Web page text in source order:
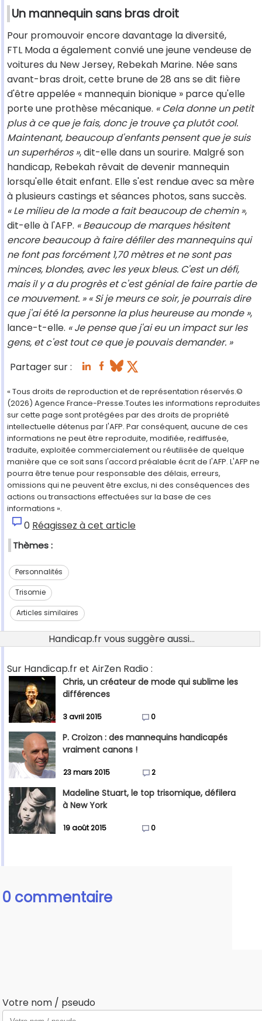
Un mannequin sans bras droit
Pour promouvoir encore davantage la diversité,
FTL Moda a également convié une jeune vendeuse de
voitures du New Jersey, Rebekah Marine. Née sans
avant-bras droit, cette brune de 28 ans se dit fière
d'être appelée « mannequin bionique » parce qu'elle
porte une prothèse mécanique. « Cela donne un petit
plus à ce que je fais, donc je trouve ça plutôt cool.
Maintenant, beaucoup d'enfants pensent que je suis
un superhéros », dit-elle dans un sourire. Malgré son
handicap, Rebekah rêvait de devenir mannequin
lorsqu'elle était enfant. Elle s'est rendue avec sa mère
à plusieurs castings et séances photos, sans succès.
« Le milieu de la mode a fait beaucoup de chemin »,
dit-elle à l'AFP. « Beaucoup de marques hésitent
encore beaucoup à faire défiler des mannequins qui
ne font pas forcément 1,70 mètres et ne sont pas
minces, blondes, avec les yeux bleus. C'est un défi,
mais il y a du progrès et c'est génial de faire partie de
ce mouvement. » « Si je meurs ce soir, je pourrais dire
que j'ai été la personne la plus heureuse au monde »,
lance-t-elle. « Je pense que j'ai eu un impact sur les
gens, et c'est tout ce que je pouvais demander. »
Partager sur :
« Tous droits de reproduction et de représentation réservés.©
(2026) Agence France-Presse.Toutes les informations reproduites
sur cette page sont protégées par des droits de propriété
intellectuelle détenus par l'AFP. Par conséquent, aucune de ces
informations ne peut être reproduite, modifiée, rediffusée,
traduite, exploitée commercialement ou réutilisée de quelque
manière que ce soit sans l'accord préalable écrit de l'AFP. L'AFP ne
pourra être tenue pour responsable des délais, erreurs,
omissions qui ne peuvent être exclus, ni des conséquences des
actions ou transactions effectuées sur la base de ces
informations ».
0 Réagissez à cet article
Thèmes :
Personnalités
Trisomie
Articles similaires
Handicap.fr vous suggère aussi...
Sur Handicap.fr et AirZen Radio :
Chris, un créateur de mode qui sublime les
différences
3 avril 2015 0
P. Croizon : des mannequins handicapés
vraiment canons !
23 mars 2015 2
Madeline Stuart, le top trisomique, défilera
à New York
19 août 2015 0
0 commentaire
Votre nom / pseudo